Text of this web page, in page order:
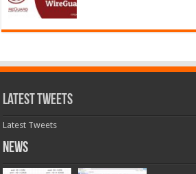
Latest Tweets
Latest Tweets
News